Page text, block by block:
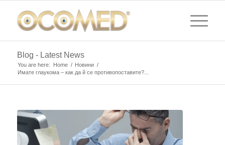
Blog - Latest News
You are here: Home / Новини /
Имате глаукома – как да й се противопоставите?...